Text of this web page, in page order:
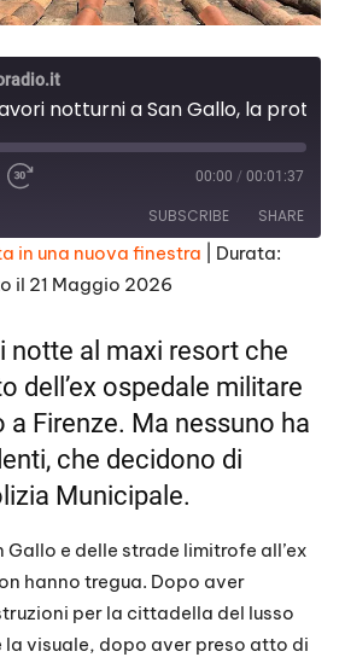
00:00 / 00:01:37
SUBSCRIBE SHARE
in una nuova finestra
Durata:
il 21 Maggio 2026
notte al maxi resort che
dell’ex ospedale militare
a Firenze. Ma nessuno ha
che decidono di
Municipale.
Gallo e delle strade limitrofe all’ex
hanno tregua. Dopo aver
per la cittadella del lusso
la visuale, dopo aver preso atto di